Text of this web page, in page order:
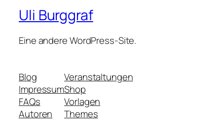
Uli Burggraf
Eine andere WordPress-Site.
Blog
Impressum
FAQs
Autoren
Veranstaltungen
Shop
Vorlagen
Themes